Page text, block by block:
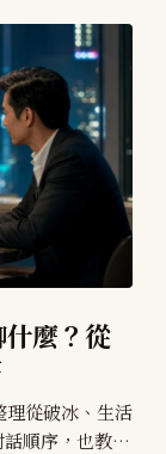
麼？從
從破冰、生活
順序，也教你